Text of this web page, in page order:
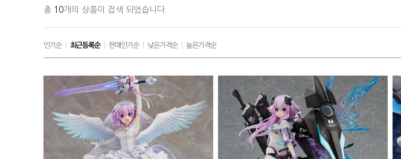
총 10개의 상품이 검색 되었습니다.
인기순| 최근등록순| 판매인기순| 낮은가격순| 높은가격순